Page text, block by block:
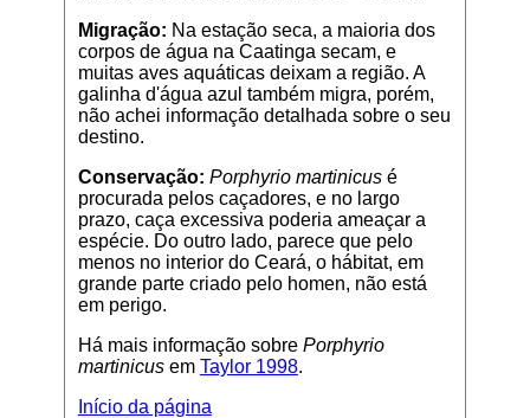
Migração: Na estação seca, a maioria dos
corpos de água na Caatinga secam, e
muitas aves aquáticas deixam a região. A
galinha d'água azul também migra, porém,
não achei informação detalhada sobre o seu
destino.
Conservação: Porphyrio martinicusé
procurada pelos caçadores, e no largo
prazo, caça excessiva poderia ameaçar a
espécie. Do outro lado, parece que pelo
menos no interior do Ceará, o hábitat, em
grande parte criado pelo homen, não está
em perigo.
Há mais informação sobre Porphyrio
martinicusem Taylor 1998.
Início da página